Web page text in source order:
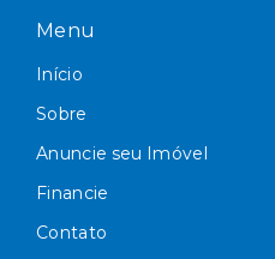
Menu
Início
Sobre
Anuncie seu Imóvel
Financie
Contato